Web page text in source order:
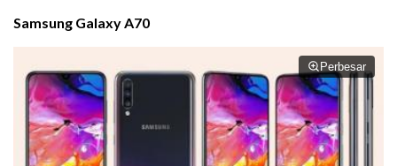
Samsung Galaxy A70
Perbesar